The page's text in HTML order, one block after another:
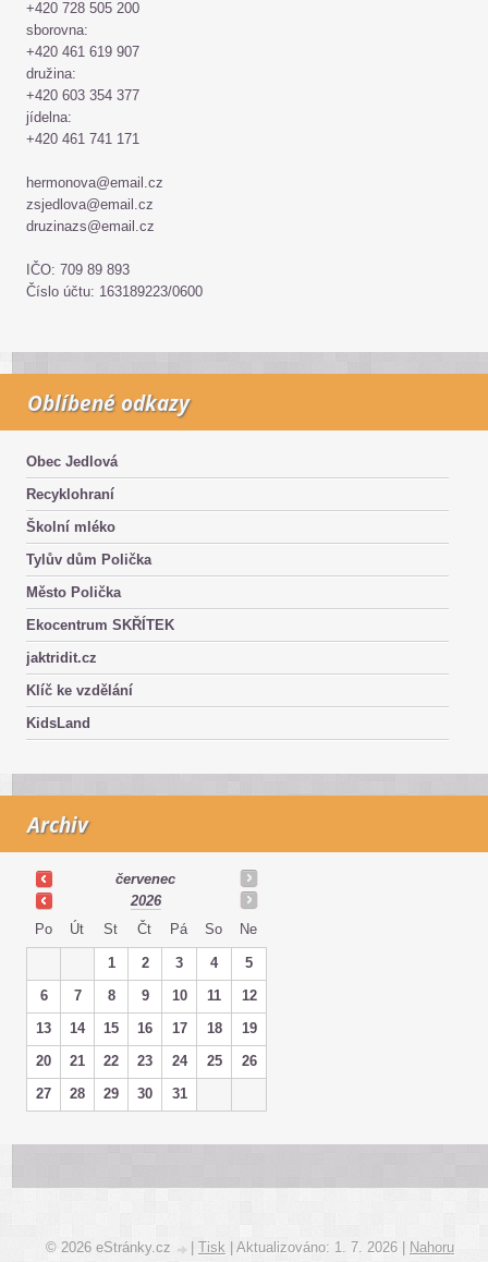
+420 728 505 200
sborovna:
+420 461 619 907
družina:
+420 603 354 377
jídelna:
+420 461 741 171
hermonova@email.cz
zsjedlova@email.cz
druzinazs@email.cz
IČO: 709 89 893
Číslo účtu: 163189223/0600
Oblíbené odkazy
Obec Jedlová
Recyklohraní
Školní mléko
Tylův dům Polička
Město Polička
Ekocentrum SKŘÍTEK
jaktridit.cz
Klíč ke vzdělání
KidsLand
Archiv
červenec
2026
Po
Út St Čt Pá So Ne
1 2 3 4
5
6
7 8 9 10 11
12
13
14 15 16 17 18
19
20
21 22 23 24 25
26
27
28 29 30 31
© 2026 eStránky.cz Tisk Aktualizováno: 1. 7. 2026
Nahoru